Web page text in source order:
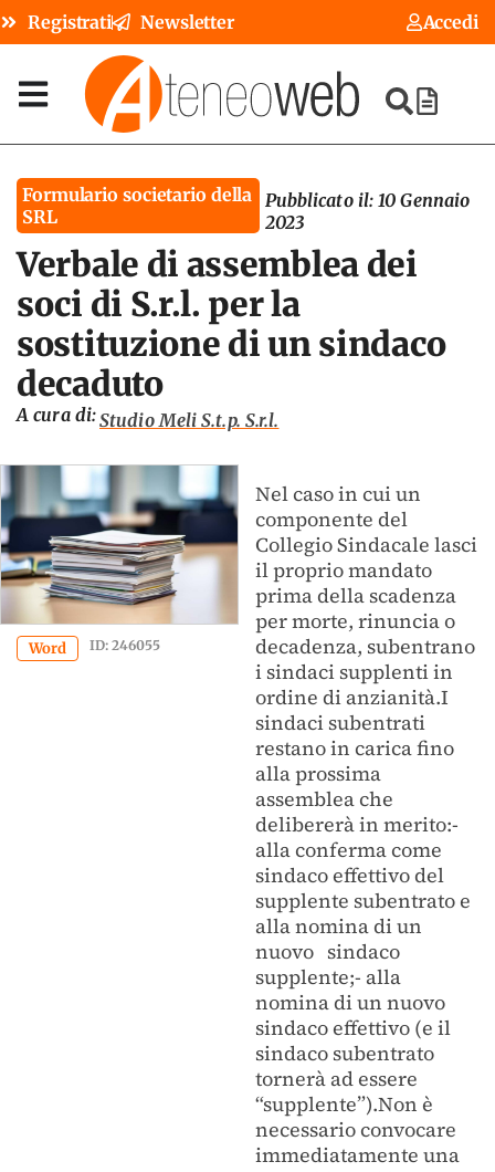
Registrati Newsletter Accedi
Formulario societario della
SRL
Pubblicato il: 10 Gennaio
2023
Verbale di assemblea dei
soci di S.r.l. per la
sostituzione di un sindaco
decaduto
A cura di:Studio Meli S.t.p. S.r.l.
Word ID: 246055
Nel caso in cui un
componente del
Collegio Sindacale lasci
il proprio mandato
prima della scadenza
per morte, rinuncia o
decadenza, subentrano
i sindaci supplenti in
ordine di anzianità.I
sindaci subentrati
restano in carica fino
alla prossima
assemblea che
delibererà in merito:-
alla conferma come
sindaco effettivo del
supplente subentrato e
alla nomina di un
nuovo sindaco
supplente;- alla
nomina di un nuovo
sindaco effettivo (e il
sindaco subentrato
tornerà ad essere
“supplente”).Non è
necessario convocare
immediatamente una